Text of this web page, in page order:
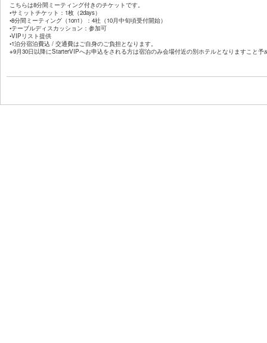
こちらは8分間ミーティング付きのチケットです。
•サミットチケット： 1枚（2days）
•8分間ミーティング（1on1）： 4社 （10月中旬頃受付開始）
•テーブルディスカッション ：参加可
•VIP リスト提供
•1泊分宿泊費込 / 交通費はご自身のご負担となります。
※9月30日以降にStarterVIPへお申込をされる方は宿泊のみ会場付近の別ホテルとなりますこと予